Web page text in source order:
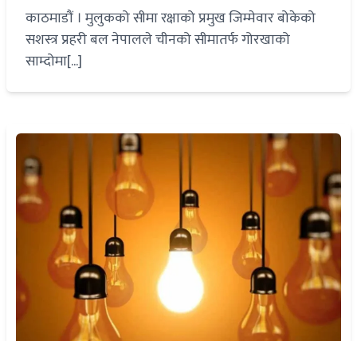
काठमाडौं । मुलुकको सीमा रक्षाको प्रमुख जिम्मेवार बोकेको
सशस्त्र प्रहरी बल नेपालले चीनको सीमातर्फ गोरखाको
साम्दोमा[...]